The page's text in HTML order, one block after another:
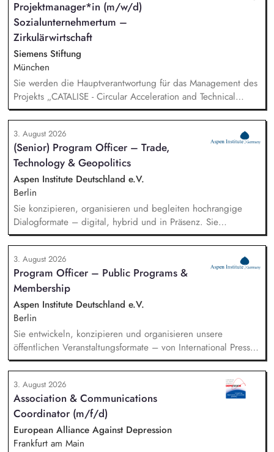
rassismuskritisches Deutschlernen von der Grundschule bis in
die Berufliche Bildung. Der Bereich Sprachenbildung
entwickelt in seinen Projekten dazu zielgruppengerechte und
innovative Unterrichtsmaterialien und begleitet pädagogische
Fachkräfte mit daran angeschlossenen
Weiterbildungsangeboten online wie offline.
Projektmanager*in (m/w/d)
Sozialunternehmertum –
Zirkulärwirtschaft
Siemens Stiftung
München
Sie werden die Hauptverantwortung für das Management des
Projekts „CATALISE - Circular Acceleration and Technical
Assistance for Local Innovation and Sustainable Enterprises
3. August 2026
(Senior) Program Officer – Trade,
Technology & Geopolitics
Aspen Institute Deutschland e.V.
Berlin
Sie konzipieren, organisieren und begleiten hochrangige
Dialogformate – digital, hybrid und in Präsenz. Sie
identifizieren aktuelle Entwicklungen in den Bereichen
Handel, Technologie, Geopolitik und wirtschaftliche
Sicherheit und bereiten diese für Veranstaltungen,
Hintergrundgespräche, Publikationen und politische
Diskussionen auf. Sie identifizieren und gewinnen
Referent*innen sowie Diskussionspartner aus Politik,
Wirtschaft, Wissenschaft und Zivilgesellschaft.
3. August 2026
Program Officer – Public Programs &
Membership
Aspen Institute Deutschland e.V.
Berlin
Sie entwickeln, konzipieren und organisieren unsere
öffentlichen Veranstaltungsformate – von International Press
Roundtables, Deep Dive Discussions und Aspen Fireside
Chats bis hin zu besonderen Formaten wie der Aspen
Summer Party, der Aspen Gala und neuen
Veranstaltungsformaten. Sie identifizieren aktuelle politische
Themen und gewinnen hochrangige Referentinnen sowie
Diskussionspartnerinnen aus Politik, Wirtschaft, Wissenschaft,
Medien und Zivilgesellschaft.
3. August 2026
Association & Communications
Coordinator (m/f/d)
European Alliance Against Depression
Frankfurt am Main